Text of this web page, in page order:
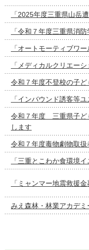
「2025年度三重県山岳
「令和７年度三重県消
「オートモーティブワ
「メディカルクリエー
令和７年度不登校の子
「インバウンド誘客等
令和７年度 三重県子ど
します
令和７年度毒物劇物取
「三重とこわか食環境
「ミャンマー地震救援
みえ森林・林業アカデミ